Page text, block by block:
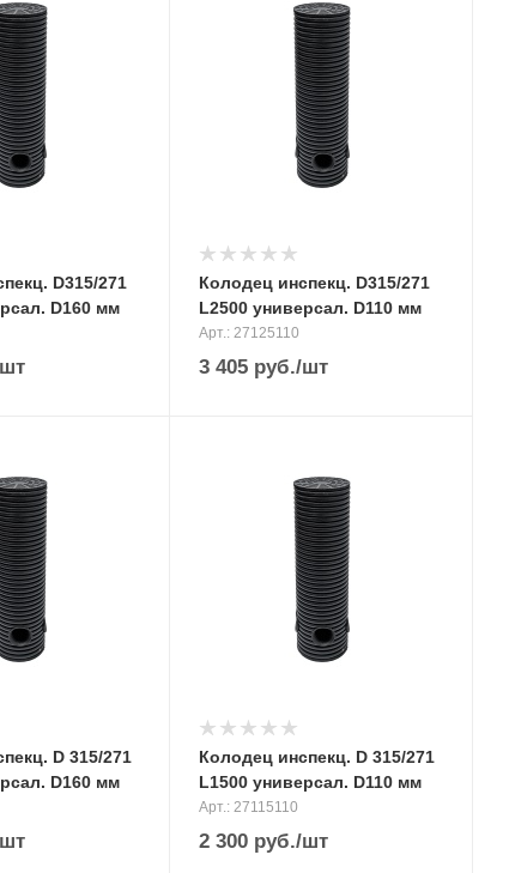
D315/271
D160 мм
Колодец инспекц. D315/271
L2500 универсал. D110 мм
Арт.: 27125110
3 405 руб./шт
D 315/271
D160 мм
Колодец инспекц. D 315/271
L1500 универсал. D110 мм
Арт.: 27115110
2 300 руб./шт